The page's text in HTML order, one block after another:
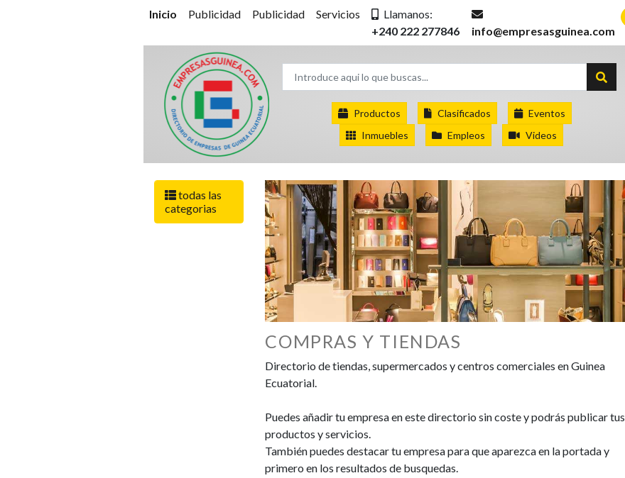
Inicio Publicidad Publicidad Servicios
Llamanos:
+240 222 277846
info@empresasguinea.com
Productos Clasificados
Eventos
Inmuebles
Empleos Videos
todas las
categorias
COMPRAS Y TIENDAS
Directorio de tiendas, supermercados y centros comerciales en Guinea
Ecuatorial.
Puedes añadir tu empresa en este directorio sin coste y podrás publicar tus
productos y servicios.
También puedes destacar tu empresa para que aparezca en la portada y
primero en los resultados de busquedas.